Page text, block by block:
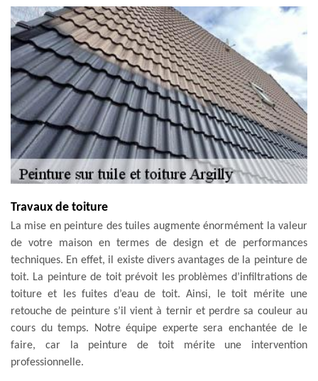
Travaux de toiture
La mise en peinture des tuiles augmente énormément la valeur
de votre maison en termes de design et de performances
techniques. En effet, il existe divers avantages de la peinture de
toit. La peinture de toit prévoit les problèmes d’infiltrations de
toiture et les fuites d’eau de toit. Ainsi, le toit mérite une
retouche de peinture s’il vient à ternir et perdre sa couleur au
cours du temps. Notre équipe experte sera enchantée de le
faire, car la peinture de toit mérite une intervention
professionnelle.